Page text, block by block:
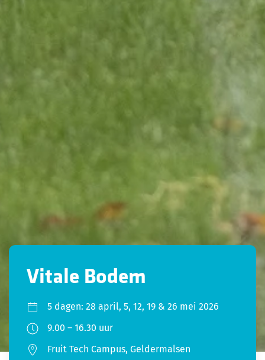
Vitale Bodem
5 dagen: 28 april, 5, 12, 19 & 26 mei 2026
9.00 – 16.30 uur
Fruit Tech Campus, Geldermalsen